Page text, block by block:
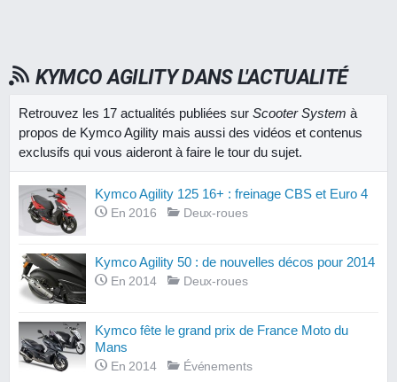
KYMCO AGILITY DANS L'ACTUALITÉ
Retrouvez les 17 actualités publiées sur Scooter System à
propos de Kymco Agility mais aussi des vidéos et contenus
exclusifs qui vous aideront à faire le tour du sujet.
Kymco Agility 125 16+ : freinage CBS et Euro 4
En 2016 Deux-roues
Kymco Agility 50 : de nouvelles décos pour 2014
En 2014 Deux-roues
Kymco fête le grand prix de France Moto du
Mans
En 2014 Événements